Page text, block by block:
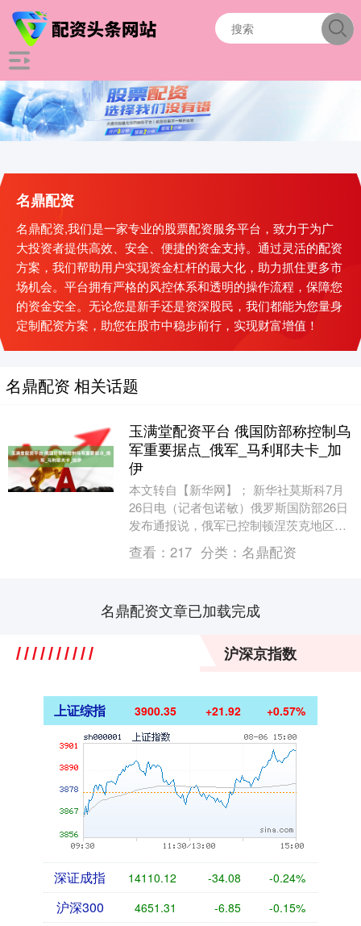
名鼎配资
名鼎配资,我们是一家专业的股票配资服务平台，致力于为广
大投资者提供高效、安全、便捷的资金支持。通过灵活的配资
方案，我们帮助用户实现资金杠杆的最大化，助力抓住更多市
场机会。平台拥有严格的风控体系和透明的操作流程，保障您
的资金安全。无论您是新手还是资深股民，我们都能为您量身
定制配资方案，助您在股市中稳步前行，实现财富增值！
名鼎配资 相关话题
玉满堂配资平台 俄国防部称控制乌
军重要据点_俄军_马利耶夫卡_加
伊
本文转自【新华网】； 新华社莫斯科7月
26日电（记者包诺敏）俄罗斯国防部26日
发布通报说，俄军已控制顿涅茨克地区泽
廖内加伊和第聂伯罗彼得罗夫斯克州马利
耶夫卡的两....
查看： 217 分类： 名鼎配资
名鼎配资文章已加载完成
沪深京指数
上证综指 3900.35 +21.92 +0.57%
深证成指 14110.12 -34.08 -0.24%
沪深300 4651.31 -6.85 -0.15%